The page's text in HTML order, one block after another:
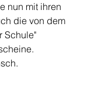
nun mit ihren
die von dem
Schule"